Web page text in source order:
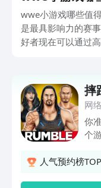
wwe小游戏哪些值
是最具影响力的赛
好者现在可以通过
摔
网
你
个
谁
人气预约榜